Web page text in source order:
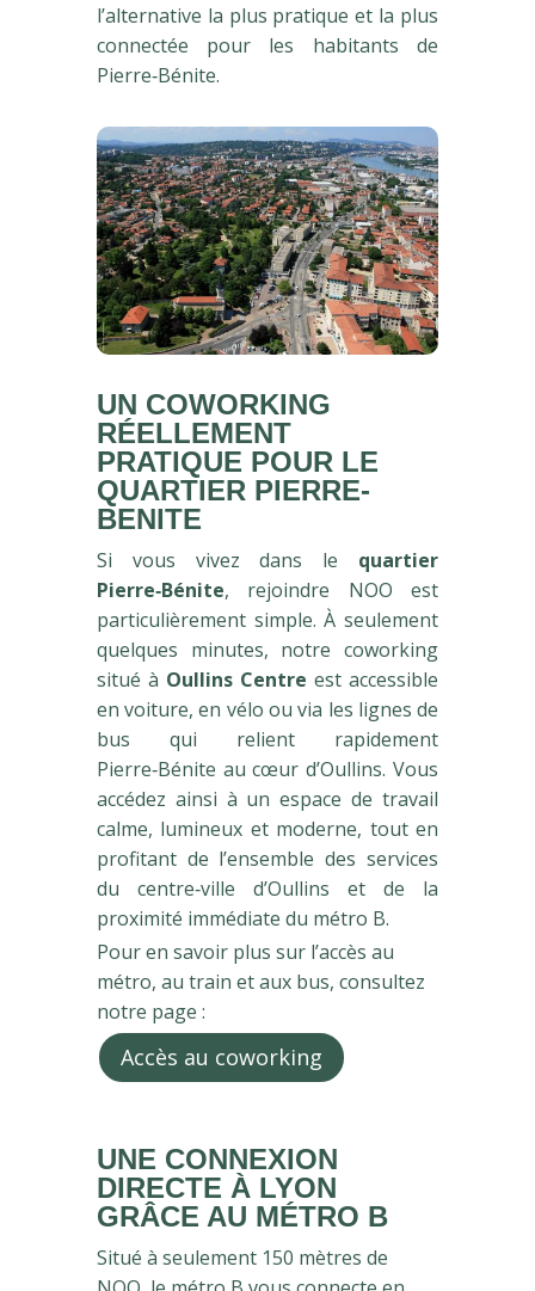
l’alternative la plus pratique et la plus
connectée pour les habitants de
Pierre‑Bénite.
UN COWORKING
RÉELLEMENT
PRATIQUE POUR LE
QUARTIER PIERRE-
BENITE
Si vous vivez dans le quartier
Pierre‑Bénite, rejoindre NOO est
particulièrement simple. À seulement
quelques minutes, notre coworking
situé à Oullins Centre est accessible
en voiture, en vélo ou via les lignes de
bus qui relient rapidement
Pierre‑Bénite au cœur d’Oullins. Vous
accédez ainsi à un espace de travail
calme, lumineux et moderne, tout en
profitant de l’ensemble des services
du centre‑ville d’Oullins et de la
proximité immédiate du métro B.
Pour en savoir plus sur l’accès au
métro, au train et aux bus, consultez
notre page :
Accès au coworking
UNE CONNEXION
DIRECTE À LYON
GRÂCE AU MÉTRO B
Situé à seulement 150 mètres de